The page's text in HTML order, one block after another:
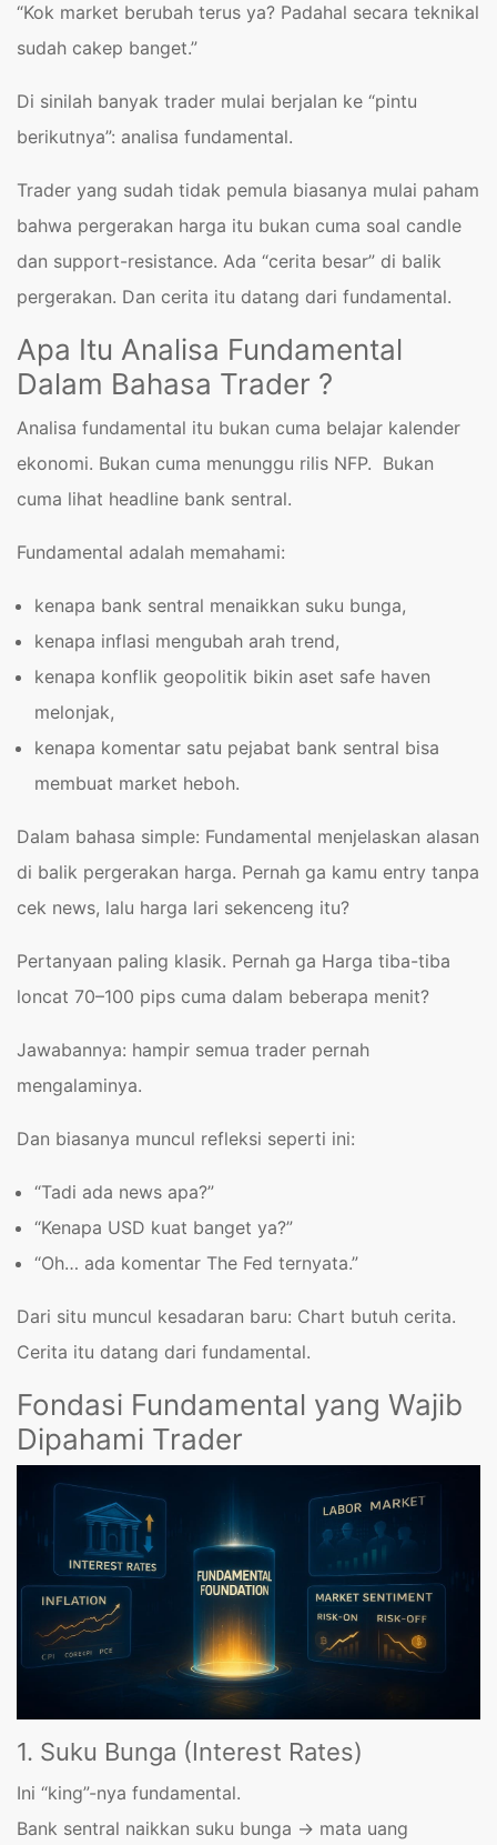
“Kok market berubah terus ya? Padahal secara teknikal
sudah cakep banget.”
Di sinilah banyak trader mulai berjalan ke “pintu
berikutnya”: analisa fundamental.
Trader yang sudah tidak pemula biasanya mulai paham
bahwa pergerakan harga itu bukan cuma soal candle
dan support-resistance. Ada “cerita besar” di balik
pergerakan. Dan cerita itu datang dari fundamental.
Apa Itu Analisa Fundamental
Dalam Bahasa Trader ?
Analisa fundamental itu bukan cuma belajar kalender
ekonomi. Bukan cuma menunggu rilis NFP. Bukan
cuma lihat headline bank sentral.
Fundamental adalah memahami:
kenapa bank sentral menaikkan suku bunga,
kenapa inflasi mengubah arah trend,
kenapa konflik geopolitik bikin aset safe haven
melonjak,
kenapa komentar satu pejabat bank sentral bisa
membuat market heboh.
Dalam bahasa simple: Fundamental menjelaskan alasan
di balik pergerakan harga. Pernah ga kamu entry tanpa
cek news, lalu harga lari sekenceng itu?
Pertanyaan paling klasik. Pernah ga Harga tiba-tiba
loncat 70–100 pips cuma dalam beberapa menit?
Jawabannya: hampir semua trader pernah
mengalaminya.
Dan biasanya muncul refleksi seperti ini:
“Tadi ada news apa?”
“Kenapa USD kuat banget ya?”
“Oh… ada komentar The Fed ternyata.”
Dari situ muncul kesadaran baru: Chart butuh cerita.
Cerita itu datang dari fundamental.
Fondasi Fundamental yang Wajib
Dipahami Trader
1. Suku Bunga (Interest Rates)
Ini “king”-nya fundamental.
Bank sentral naikkan suku bunga → mata uang